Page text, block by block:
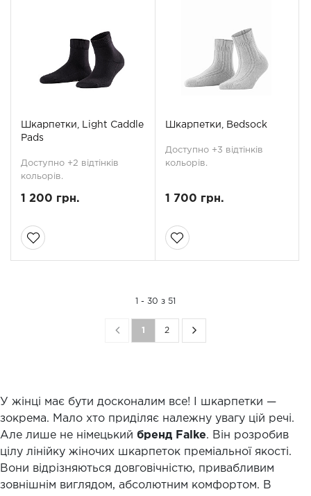
Шкарпетки, Light Caddle
Pads
Доступно +2 відтінків
кольорів.
1 200 грн.
Шкарпетки, Bedsock
Доступно +3 відтінків
кольорів.
1 700 грн.
1 - 30 з 51
1 2
У жінці має бути досконалим все! І шкарпетки —
зокрема. Мало хто приділяє належну увагу цій речі.
Але лише не німецький бренд Falke. Він розробив
цілу лінійку жіночих шкарпеток преміальної якості.
Вони відрізняються довговічністю, привабливим
зовнішнім виглядом, абсолютним комфортом. В